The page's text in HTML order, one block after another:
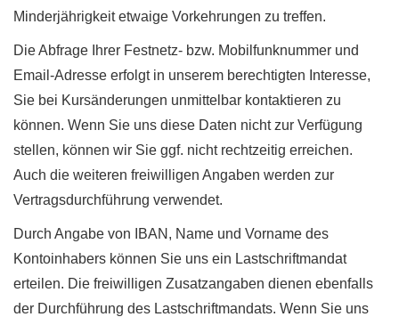
Minderjährigkeit etwaige Vorkehrungen zu treffen.
Die Abfrage Ihrer Festnetz- bzw. Mobilfunknummer und
Email-Adresse erfolgt in unserem berechtigten Interesse,
Sie bei Kursänderungen unmittelbar kontaktieren zu
können. Wenn Sie uns diese Daten nicht zur Verfügung
stellen, können wir Sie ggf. nicht rechtzeitig erreichen.
Auch die weiteren freiwilligen Angaben werden zur
Vertragsdurchführung verwendet.
Durch Angabe von IBAN, Name und Vorname des
Kontoinhabers können Sie uns ein Lastschriftmandat
erteilen. Die freiwilligen Zusatzangaben dienen ebenfalls
der Durchführung des Lastschriftmandats. Wenn Sie uns